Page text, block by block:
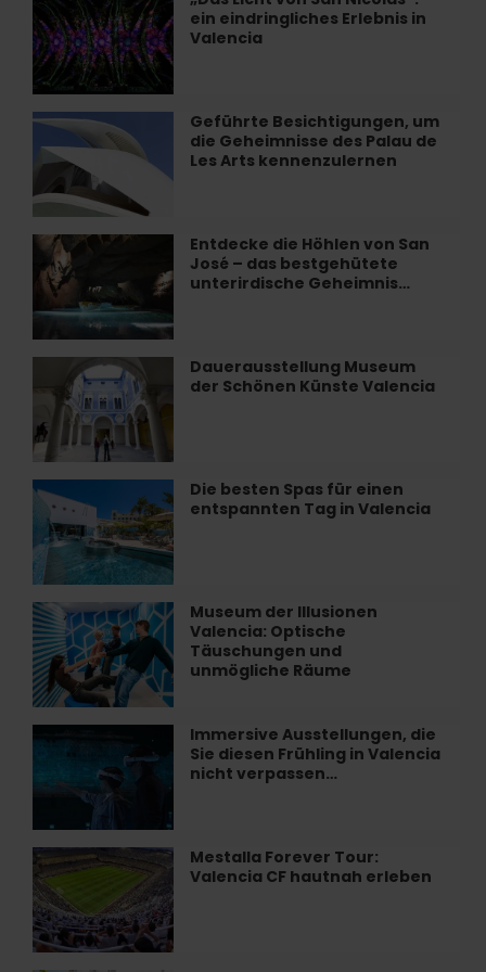
MuVIM
ein eindringliches Erlebnis in
Valencia
Licht
von
San
Nicolás“:
ein
eindringliches
Erlebnis
Valencia
Geführte Besichtigungen, um
die Geheimnisse des Palau de
Les Arts kennenzulernen
Geführte
Besichtigungen,
um
die
Geheimnisse
des
Palau
de
Les
Entdecke die Höhlen von San
José – das bestgehütete
unterirdische Geheimnis…
Entdecke
die
Höhlen
von
San
José
bestgehütete
unterirdische
Dauerausstellung Museum
der Schönen Künste Valencia
Dauerausstellung
Museum
Schönen
Künste
Valencia
Die besten Spas für einen
entspannten Tag in Valencia
Die
besten
Spas
für
einen
entspannten
Tag
in
Valencia
Museum der Illusionen
Valencia: Optische
Täuschungen und
unmögliche Räume
Museum
der
Illusionen
Valencia:
Optische
Täuschungen
unmögliche
Räume
Immersive Ausstellungen, die
Sie diesen Frühling in Valencia
nicht verpassen…
Immersive
Ausstellungen,
die
diesen
Frühling
in
Valencia
nicht
verpassen…
Mestalla Forever Tour:
Valencia CF hautnah erleben
Mestalla
Forever
Tour:
Valencia
CF